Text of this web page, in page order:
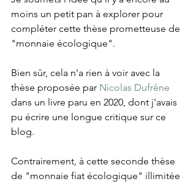
moins un petit pan à explorer pour
compléter cette thèse prometteuse de
"monnaie écologique".
Bien sûr, cela n'a rien à voir avec la
thèse proposée par Nicolas Dufrêne
dans un livre paru en 2020, dont j'avais
pu écrire une longue critique sur ce
blog.
Contrairement, à cette seconde thèse
de "monnaie fiat écologique" illimitée